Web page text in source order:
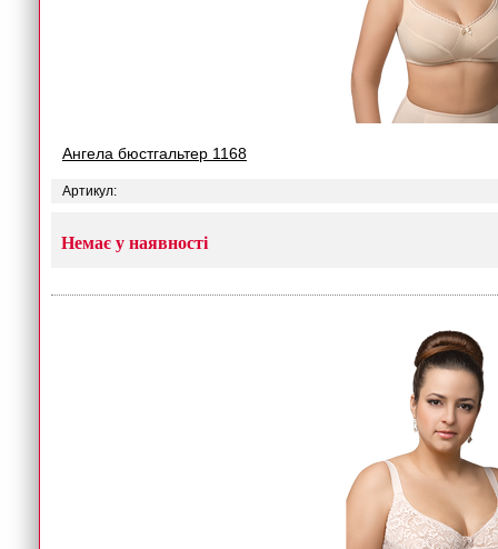
Ангела бюстгальтер 1168
Артикул:
Немає у наявності